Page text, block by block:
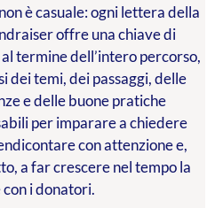
è casuale: ogni lettera della
offre una chiave di
termine dell’intero percorso,
dei temi, dei passaggi, delle
e delle buone pratiche
per imparare a chiedere
con attenzione e,
a far crescere nel tempo la
i donatori.